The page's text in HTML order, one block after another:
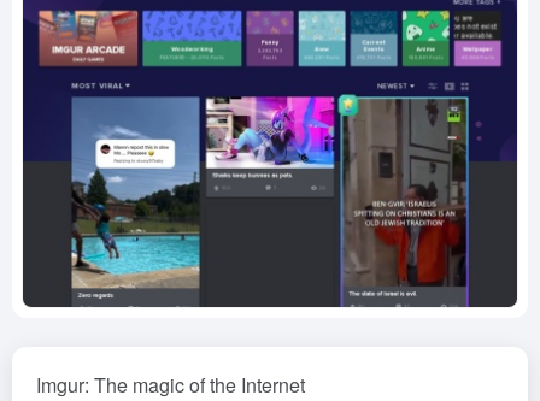
Imgur: The magic of the Internet